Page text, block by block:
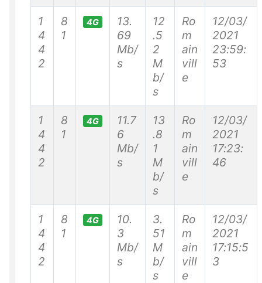
1
4
4
2
8
1
4G
13.
69
Mb/
s
12
.5
2
M
b/
s
Ro
m
ain
vill
e
12/03/
2021
23:59:
53
1
4
4
2
8
1
4G
11.7
6
Mb/
s
13
.8
1
M
b/
s
Ro
m
ain
vill
e
12/03/
2021
17:23:
46
1
4
4
2
8
1
4G
10.
3
Mb/
s
3.
51
M
b/
s
Ro
m
ain
vill
e
12/03/
2021
17:15:5
3